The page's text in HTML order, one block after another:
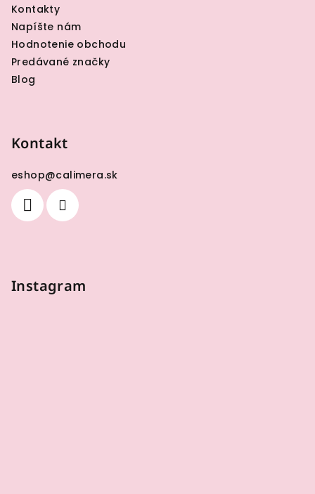
Kontakty
Napíšte nám
Hodnotenie obchodu
Predávané značky
Blog
Kontakt
eshop@calimera.sk
Instagram